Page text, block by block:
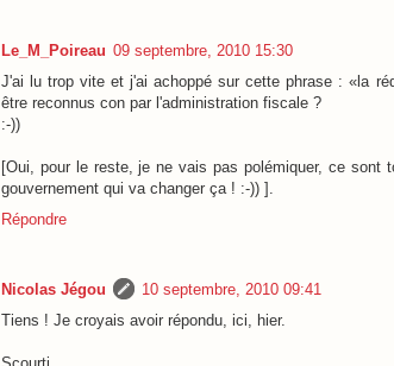
Le_M_Poireau 09 septembre, 2010 15:30
J'ai lu trop vite et j'ai achoppé sur cette phrase : «la
être reconnus con par l'administration fiscale ?
:-))
[Oui, pour le reste, je ne vais pas polémiquer, ce
gouvernement qui va changer ça ! :-)) ].
Répondre
Nicolas Jégou
10 septembre, 2010 09:41
Tiens ! Je croyais avoir répondu, ici, hier.